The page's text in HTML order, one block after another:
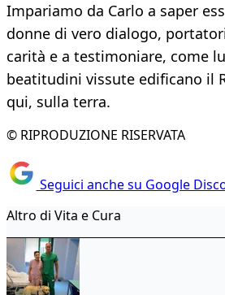
Impariamo da Carlo a saper
donne di vero dialogo,
carità e a testimoniare, come
beatitudini vissute edificano il
qui, sulla terra.
© RIPRODUZIONE RISERVATA
Seguici anche su Google
Altro di Vita e Cura